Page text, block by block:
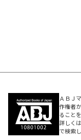
ＡＢＪ
作権者
ること
詳しく
で検索